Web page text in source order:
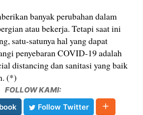
banyak perubahan dalam
atau bekerja. Tetapi saat ini
satu-satunya hal yang dapat
penyebaran COVID-19 adalah
distancing dan sanitasi yang baik
(*)
FOLLOW KAMI:
Follow Twitter